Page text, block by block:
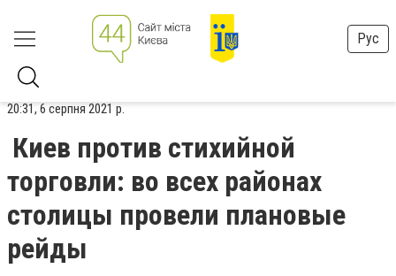
Рус
20:31, 6 серпня 2021 р.
Киев против стихийной
торговли: во всех районах
столицы провели плановые
рейды